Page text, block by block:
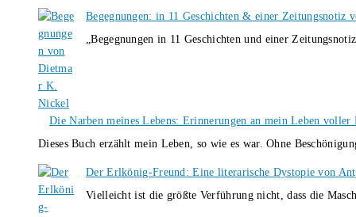
Begegnungen: in 11 Geschichten & einer Zeitungsnotiz
„Begegnungen in 11 Geschichten und einer
Die Narben meines Lebens: Erinnerungen an mein Leben
Dieses Buch erzählt mein Leben, so wie es war. Ohne
Der Erlkönig-Freund: Eine literarische Dystopie von
Vielleicht ist die größte Verführung nicht, dass die